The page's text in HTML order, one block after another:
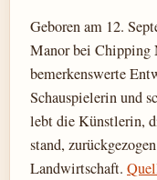
Geboren am 12.
Manor bei Chipping
bemerkenswerte
Schauspielerin und
lebt die Künstlerin,
stand,
Landwirtschaft.